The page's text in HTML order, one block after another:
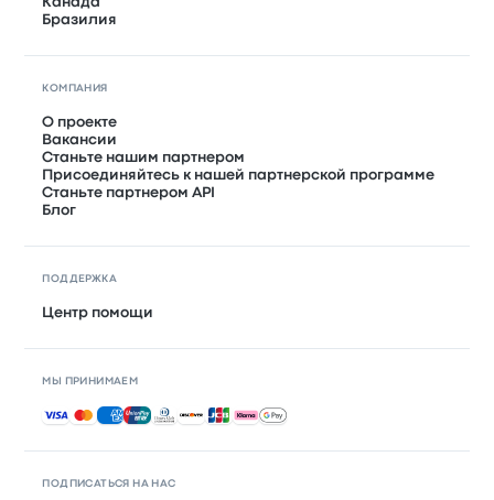
ПОДПИСАТЬСЯ НА НАС
Бразилия
КОМПАНИЯ
О проекте
Вакансии
Станьте нашим партнером
Присоединяйтесь к нашей партнерской программе
Станьте партнером API
Блог
ПОДДЕРЖКА
Центр помощи
МЫ ПРИНИМАЕМ
Принимаемые способы оплаты